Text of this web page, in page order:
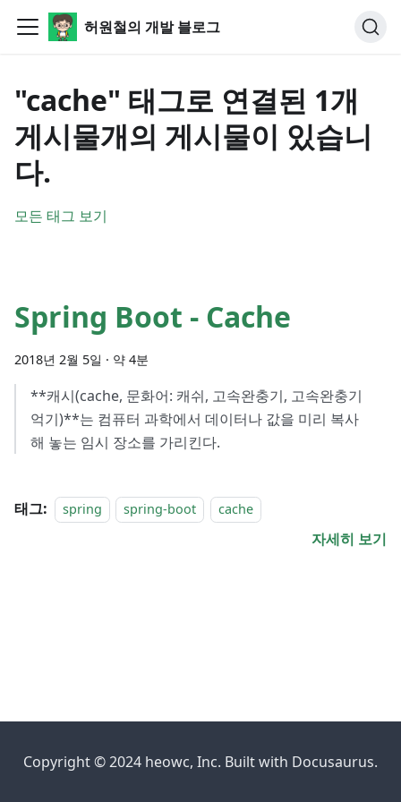
허원철의 개발 블로그
"cache" 태그로 연결된 1개
게시물개의 게시물이 있습니
다.
모든 태그 보기
Spring Boot - Cache
2018년 2월 5일 · 약 4분
**캐시(cache, 문화어: 캐쉬, 고속완충기, 고속완충기
억기)**는 컴퓨터 과학에서 데이터나 값을 미리 복사
해 놓는 임시 장소를 가리킨다.
태그: spring spring-boot cache
자세히 보기
Copyright © 2024 heowc, Inc. Built with Docusaurus.